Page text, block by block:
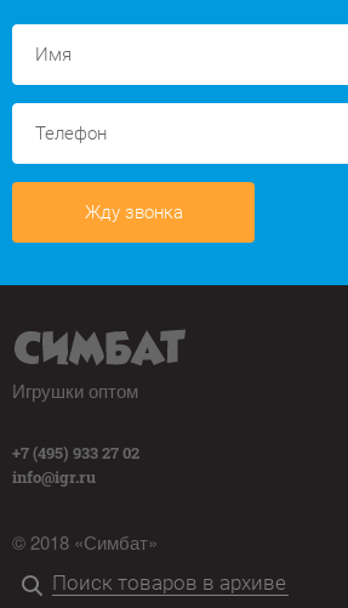
Жду звонка
Игрушки оптом
+7 (495) 933 27 02
info@igr.ru
© 2018 «Симбат»